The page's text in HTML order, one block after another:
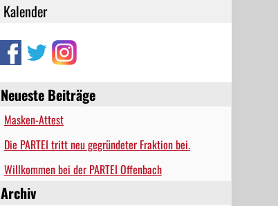
Kalender
Neueste Beiträge
Masken-Attest
Die PARTEI tritt neu gegründeter Fraktion bei.
Willkommen bei der PARTEI Offenbach
Archiv